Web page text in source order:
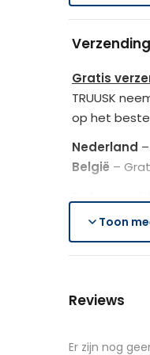
1 x
12 x
Creëer
Afmetingen
Verpakking
Kleur
Materiaal
Gratis
TRUUSK
op het
Nederland
België –
Lees hier
Gratis
Je heb na
de
Toon
Reviews
Er zijn nog